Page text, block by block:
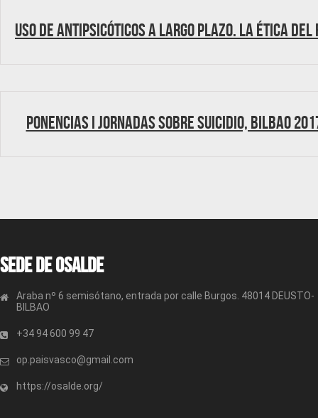
Uso de antipsicóticos a largo plazo. La ética del
Ponencias I Jornadas sobre suicidio, Bilbao
Sede de OSALDE
Araba nº 6 semisótano, entrada por calle Burgos. 48014 DEUSTO-
BILBAO
+34 94 600 99 47
op.paisvasco@gmail.com
https://osalde.org/